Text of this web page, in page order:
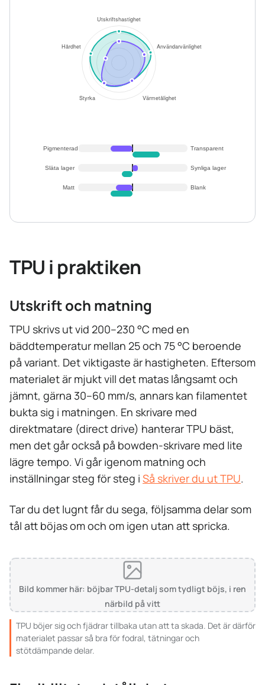
Pigmenterad Transparent
Släta lager Synliga lager
Matt Blank
TPU i praktiken
Utskrift och matning
TPU skrivs ut vid 200–230 °C med en
bäddtemperatur mellan 25 och 75 °C beroende
på variant. Det viktigaste är hastigheten. Eftersom
materialet är mjukt vill det matas långsamt och
jämnt, gärna 30–60 mm/s, annars kan filamentet
bukta sig i matningen. En skrivare med
direktmatare (direct drive) hanterar TPU bäst,
men det går också på bowden-skrivare med lite
lägre tempo. Vi går igenom matning och
inställningar steg för steg i Så skriver du ut TPU.
Tar du det lugnt får du sega, följsamma delar som
tål att böjas om och om igen utan att spricka.
Bild kommer här: böjbar TPU-detalj som tydligt böjs, i ren
närbild på vitt
TPU böjer sig och fjädrar tillbaka utan att ta skada. Det är därför
materialet passar så bra för fodral, tätningar och
stötdämpande delar.